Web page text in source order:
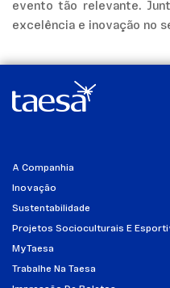
evento tão relevante.
excelência e inovação no
A Companhia
Inovação
Sustentabilidade
Projetos Socioculturais E
MyTaesa
Trabalhe Na Taesa